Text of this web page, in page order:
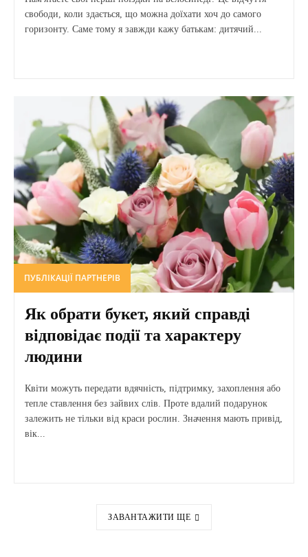
свободи, коли здається, що можна доїхати хоч до самого
горизонту. Саме тому я завжди кажу батькам: дитячий...
ПУБЛІКАЦІЇ ПАРТНЕРІВ
Як обрати букет, який справді
відповідає події та характеру
людини
Квіти можуть передати вдячність, підтримку, захоплення або
тепле ставлення без зайвих слів. Проте вдалий подарунок
залежить не тільки від краси рослин. Значення мають привід,
вік...
ЗАВАНТАЖИТИ ЩЕ